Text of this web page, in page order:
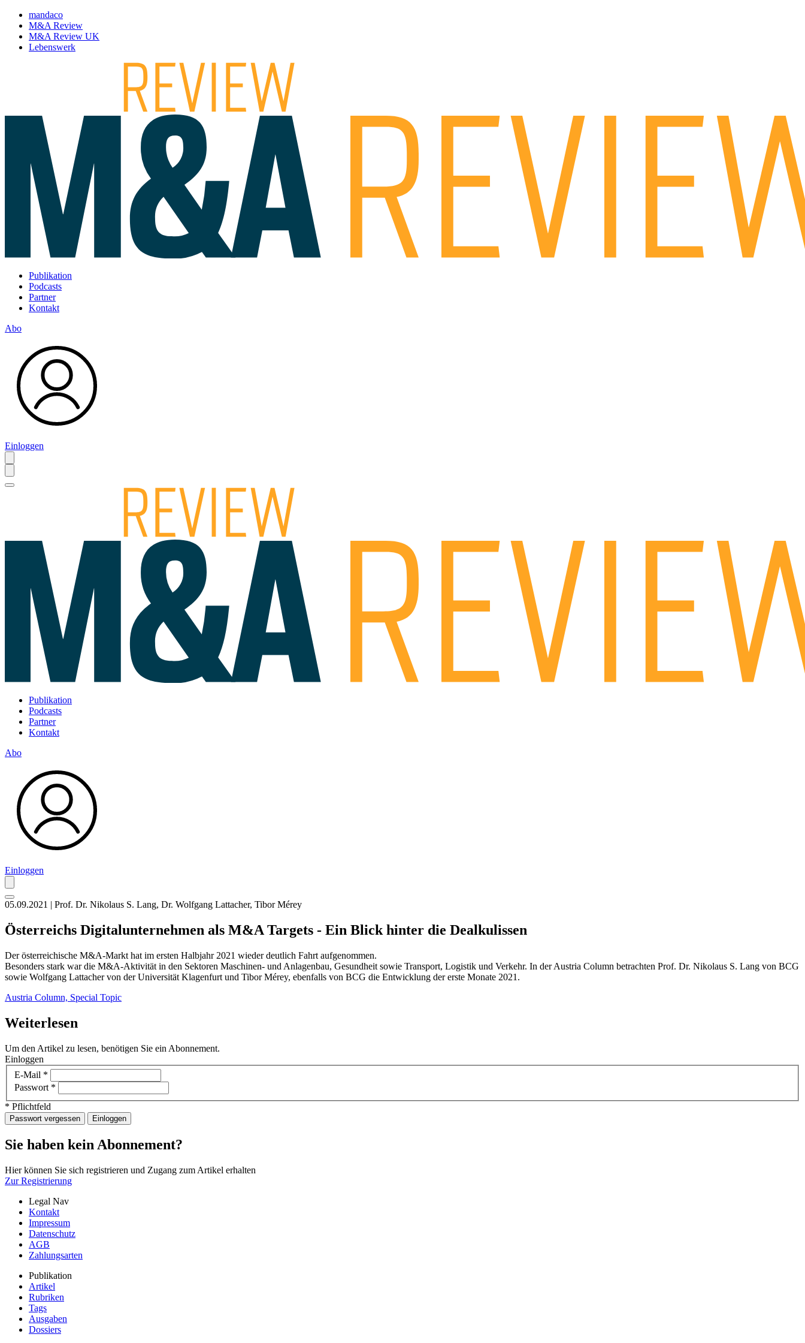
mandaco
M&A Review
M&A Review UK
Lebenswerk
Publikation
Podcasts
Partner
Kontakt
Abo
Einloggen
Publikation
Podcasts
Partner
Kontakt
Abo
Einloggen
05.09.2021 | Prof. Dr. Nikolaus S. Lang, Dr. Wolfgang Lattacher, Tibor Mérey
Österreichs Digitalunternehmen als M&A Targets - Ein Blick hinter die Dealkulissen
Der österreichische M&A-Markt hat im ersten Halbjahr 2021 wieder deutlich Fahrt aufgenommen.
Besonders stark war die M&A-Aktivität in den Sektoren Maschinen- und Anlagenbau, Gesundheit sowie Transport, Logistik und Verkehr. In der Austria Column betrachten Prof. Dr. Nikolaus S. Lang von BCG
sowie Wolfgang Lattacher von der Universität Klagenfurt und Tibor Mérey, ebenfalls von BCG die Entwicklung der erste Monate 2021.
Austria Column, Special Topic
Weiterlesen
Um den Artikel zu lesen, benötigen Sie ein Abonnement.
Einloggen
E-Mail *
Passwort *
* Pflichtfeld
Passwort vergessen Einloggen
Sie haben kein Abonnement?
Hier können Sie sich registrieren und Zugang zum Artikel erhalten
Zur Registrierung
Legal Nav
Kontakt
Impressum
Datenschutz
AGB
Zahlungsarten
Publikation
Artikel
Rubriken
Tags
Ausgaben
Dossiers